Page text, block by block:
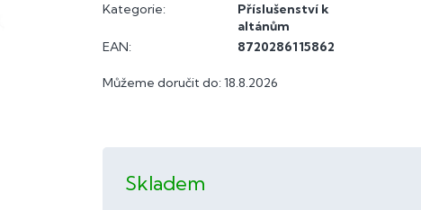
Můžeme doručit do: 18.8.2026
Skladem
Kategorie:
Příslušenství k
altánům
EAN: 8720286115862